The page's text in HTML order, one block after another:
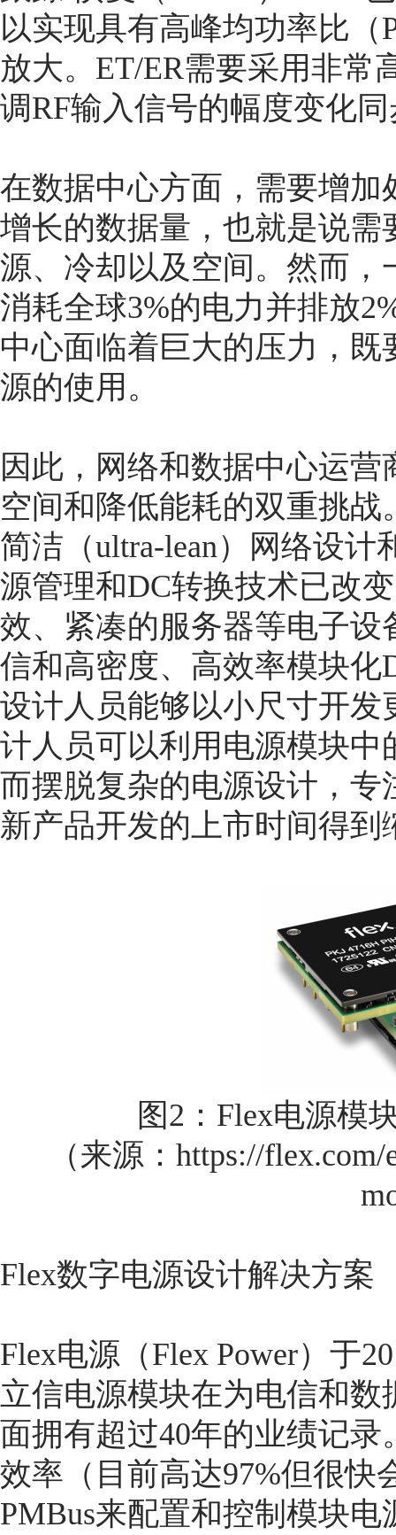
以实现具有高峰均功率比（
放大。ET/ER需要采用非常
调RF输入信号的幅度变化
在数据中心方面，需要增
增长的数据量，也就是说
源、冷却以及空间。然而
消耗全球3%的电力并排放
中心面临着巨大的压力，
源的使用。
因此，网络和数据中心运
空间和降低能耗的双重挑
简洁（ultra-lean）网络设
源管理和DC转换技术已改
效、紧凑的服务器等电子
信和高密度、高效率模块化
设计人员能够以小尺寸开
计人员可以利用电源模块
而摆脱复杂的电源设计，
新产品开发的上市时间得到
图2：Flex电源模
（来源：https://
Flex数字电源设计解决方案
Flex电源（Flex Power）于
立信电源模块在为电信和
面拥有超过40年的业绩记
效率（目前高达97%但很快
PMBus来配置和控制模块